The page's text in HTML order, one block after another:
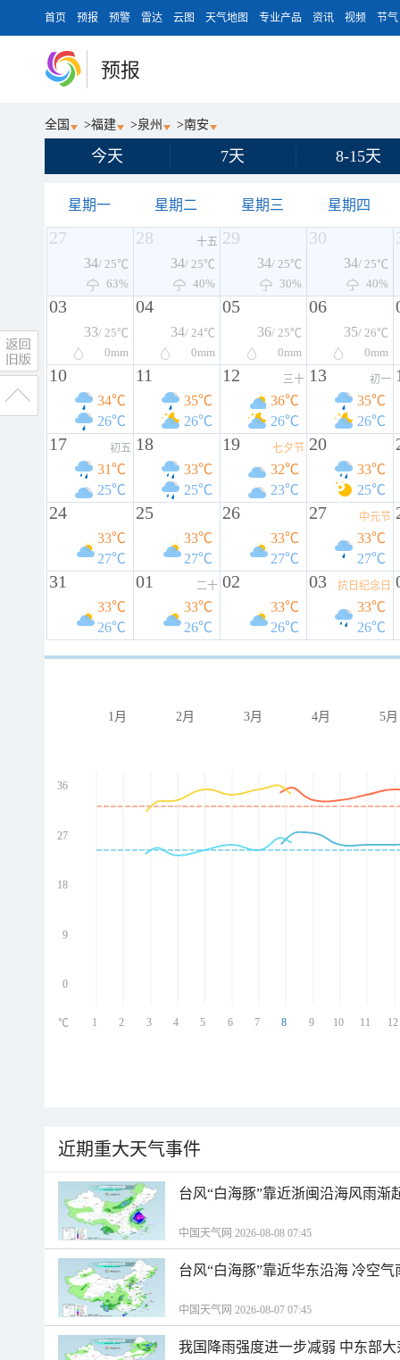
首页 预报 预警 雷达 云图 天气地图 专业产品 资讯 视频 节气
预报
全国 >福建 >泉州 >南安
今天 7天 8-15天
星期一 星期二 星期三 星期四
27
34/ 25℃
63%
28 十五
34/ 25℃
40%
29
34/ 25℃
30%
30
34/ 25℃
40%
03
33/ 25℃
0mm
04
34/ 24℃
0mm
05
36/ 25℃
0mm
06
35/ 26℃
0mm
10
34℃
26℃
11
35℃
26℃
12 三十
36℃
26℃
13 初一
35℃
26℃
17 初五
31℃
25℃
18
33℃
25℃
19 七夕节
32℃
23℃
20
33℃
25℃
24
33℃
27℃
25
33℃
27℃
26
33℃
27℃
27 中元节
33℃
27℃
31
33℃
26℃
01 二十
33℃
26℃
02
33℃
26℃
03 抗日纪念日
33℃
26℃
1月 2月 3月 4月 5月
36
27
18
9
0
1 2 3 4 5 6 7 8 9 10 11 12
℃
近期重大天气事件
台风“白海豚”靠近浙闽沿海风雨渐
中国天气网 2026-08-08 07:45
台风“白海豚”靠近华东沿海 冷空
中国天气网 2026-08-07 07:45
我国降雨强度进一步减弱 中东部